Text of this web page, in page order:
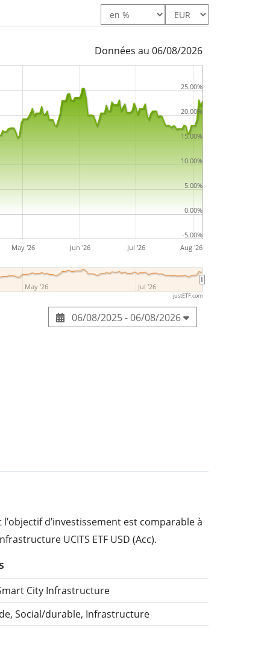
Données au 06/08/2026
May '26 Jun '26 Jul '26 Aug '26
May '26 Jul '26
-5.00%
0.00%
5.00%
10.00%
15.00%
20.00%
25.00%
justETF.com
06/08/2025 - 06/08/2026
l’objectif d’investissement est comparable à
UCITS ETF USD (Acc).
City Infrastructure
Social/durable, Infrastructure